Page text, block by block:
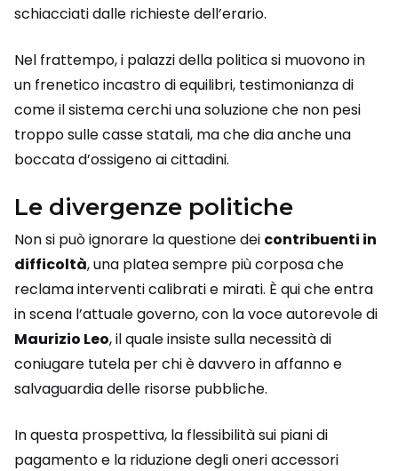
schiacciati dalle richieste dell’erario.
Nel frattempo, i palazzi della politica si muovono in
un frenetico incastro di equilibri, testimonianza di
come il sistema cerchi una soluzione che non pesi
troppo sulle casse statali, ma che dia anche una
boccata d’ossigeno ai cittadini.
Le divergenze politiche
Non si può ignorare la questione dei contribuenti in
difficoltà, una platea sempre più corposa che
reclama interventi calibrati e mirati. È qui che entra
in scena l’attuale governo, con la voce autorevole di
Maurizio Leo, il quale insiste sulla necessità di
coniugare tutela per chi è davvero in affanno e
salvaguardia delle risorse pubbliche.
In questa prospettiva, la flessibilità sui piani di
pagamento e la riduzione degli oneri accessori